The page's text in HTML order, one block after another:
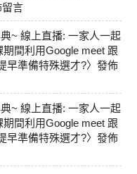
留言
~ 線上直播: 一家人一起
間利用Google meet 跟
早準備特殊選才?〉發佈
~ 線上直播: 一家人一起
間利用Google meet 跟
早準備特殊選才?〉發佈